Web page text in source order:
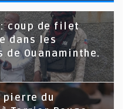
coup de filet
dans les
Ouanaminthe.
pierre du